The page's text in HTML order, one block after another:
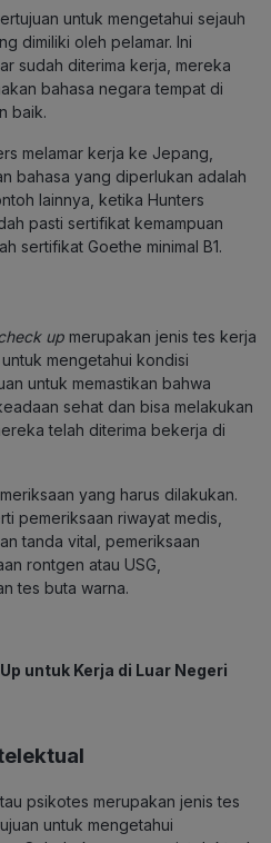
untuk mengetahui sejauh
dimiliki oleh pelamar. Ini
sudah diterima kerja, mereka
bahasa negara tempat di
baik.
melamar kerja ke Jepang,
bahasa yang diperlukan adalah
lainnya, ketika Hunters
pasti sertifikat kemampuan
sertifikat Goethe minimal B1.
up merupakan jenis tes kerja
mengetahui kondisi
untuk memastikan bahwa
sehat dan bisa melakukan
telah diterima bekerja di
yang harus dilakukan.
pemeriksaan riwayat medis,
tanda vital, pemeriksaan
rontgen atau USG,
tes buta warna.
untuk Kerja di Luar Negeri
psikotes merupakan jenis tes
untuk mengetahui